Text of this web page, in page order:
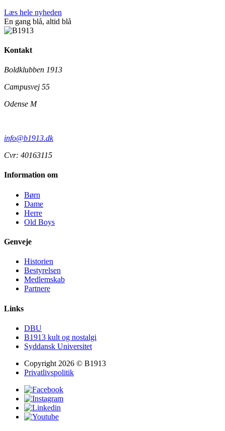
Læs hele nyheden
En gang blå, altid blå
Kontakt
Boldklubben 1913
Campusvej 55
Odense M
info@b1913.dk
Cvr: 40163115
Information om
Børn
Dame
Herre
Old Boys
Genveje
Historien
Bestyrelsen
Medlemskab
Partnere
Links
DBU
B1913 kult og nostalgi
Syddansk Universitet
Copyright 2026 © B1913
Privatlivspolitik